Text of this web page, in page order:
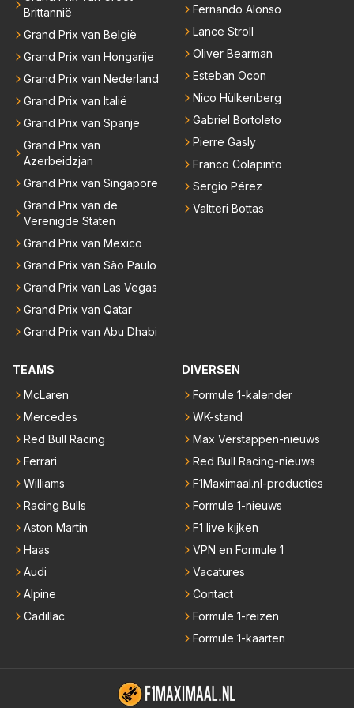
Brittannië
Grand Prix van België
Grand Prix van Hongarije
Grand Prix van Nederland
Grand Prix van Italië
Grand Prix van Spanje
Grand Prix van
Azerbeidzjan
Grand Prix van Singapore
Grand Prix van de
Verenigde Staten
Grand Prix van Mexico
Grand Prix van São Paulo
Grand Prix van Las Vegas
Grand Prix van Qatar
Grand Prix van Abu Dhabi
Fernando Alonso
Lance Stroll
Oliver Bearman
Esteban Ocon
Nico Hülkenberg
Gabriel Bortoleto
Pierre Gasly
Franco Colapinto
Sergio Pérez
Valtteri Bottas
TEAMS
McLaren
Mercedes
Red Bull Racing
Ferrari
Williams
Racing Bulls
Aston Martin
Haas
Audi
Alpine
Cadillac
DIVERSEN
Formule 1-kalender
WK-stand
Max Verstappen-nieuws
Red Bull Racing-nieuws
F1Maximaal.nl-producties
Formule 1-nieuws
F1 live kijken
VPN en Formule 1
Vacatures
Contact
Formule 1-reizen
Formule 1-kaarten